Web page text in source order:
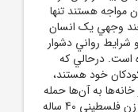
مواجه هستند تنها
وجهي يک انسان
رواني دشوار
است. درحالي که
خود هستند،
به آن‌ها حمله
ور مي‌شود.در داخل مرکز سرطان غزه، يک زن فلسطيني 40 ساله